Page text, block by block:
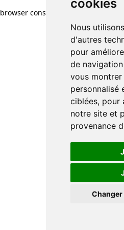
cookies
Nous
d'autres
pour
de
vous montrer
personnalisé
ciblées, pour
notre site et
provenance
Changer
browser console for more